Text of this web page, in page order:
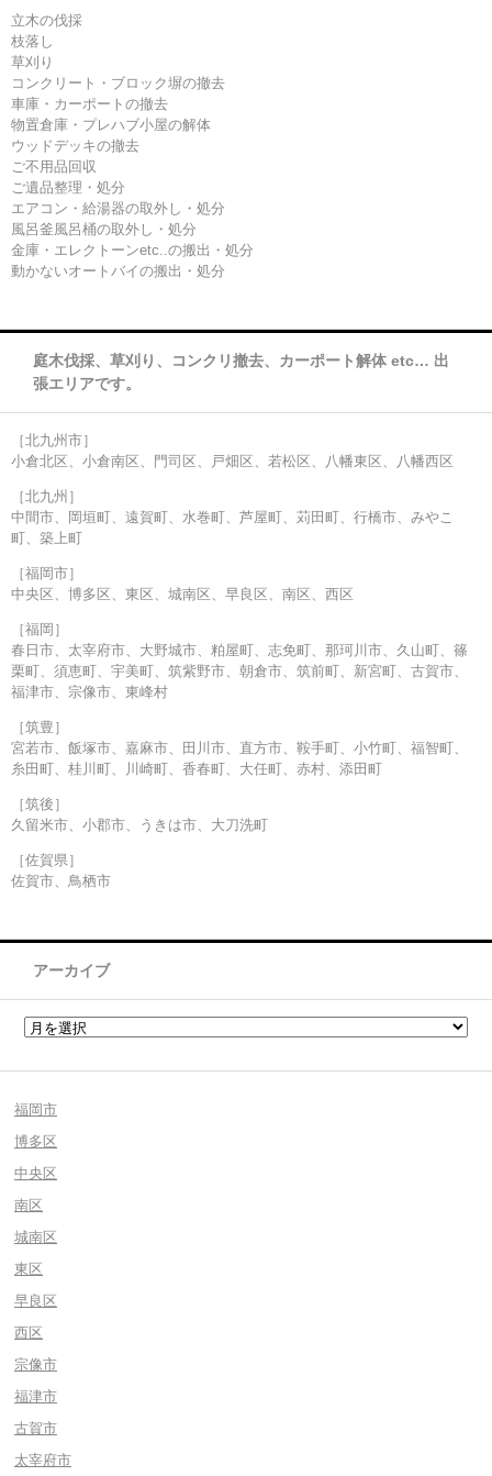
立木の伐採
枝落し
草刈り
コンクリート・ブロック塀の撤去
車庫・カーポートの撤去
物置倉庫・プレハブ小屋の解体
ウッドデッキの撤去
ご不用品回収
ご遺品整理・処分
エアコン・給湯器の取外し・処分
風呂釜風呂桶の取外し・処分
金庫・エレクトーンetc..の搬出・処分
動かないオートバイの搬出・処分
庭木伐採、草刈り、コンクリ撤去、カーポート解体 etc… 出
張エリアです。
［北九州市］
小倉北区、小倉南区、門司区、戸畑区、若松区、八幡東区、八幡西区
［北九州］
中間市、岡垣町、遠賀町、水巻町、芦屋町、苅田町、行橋市、みやこ
町、築上町
［福岡市］
中央区、博多区、東区、城南区、早良区、南区、西区
［福岡］
春日市、太宰府市、大野城市、粕屋町、志免町、那珂川市、久山町、篠
栗町、須恵町、宇美町、筑紫野市、朝倉市、筑前町、新宮町、古賀市、
福津市、宗像市、東峰村
［筑豊］
宮若市、飯塚市、嘉麻市、田川市、直方市、鞍手町、小竹町、福智町、
糸田町、桂川町、川崎町、香春町、大任町、赤村、添田町
［筑後］
久留米市、小郡市、うきは市、大刀洗町
［佐賀県］
佐賀市、鳥栖市
アーカイブ
福岡市
博多区
中央区
南区
城南区
東区
早良区
西区
宗像市
福津市
古賀市
太宰府市